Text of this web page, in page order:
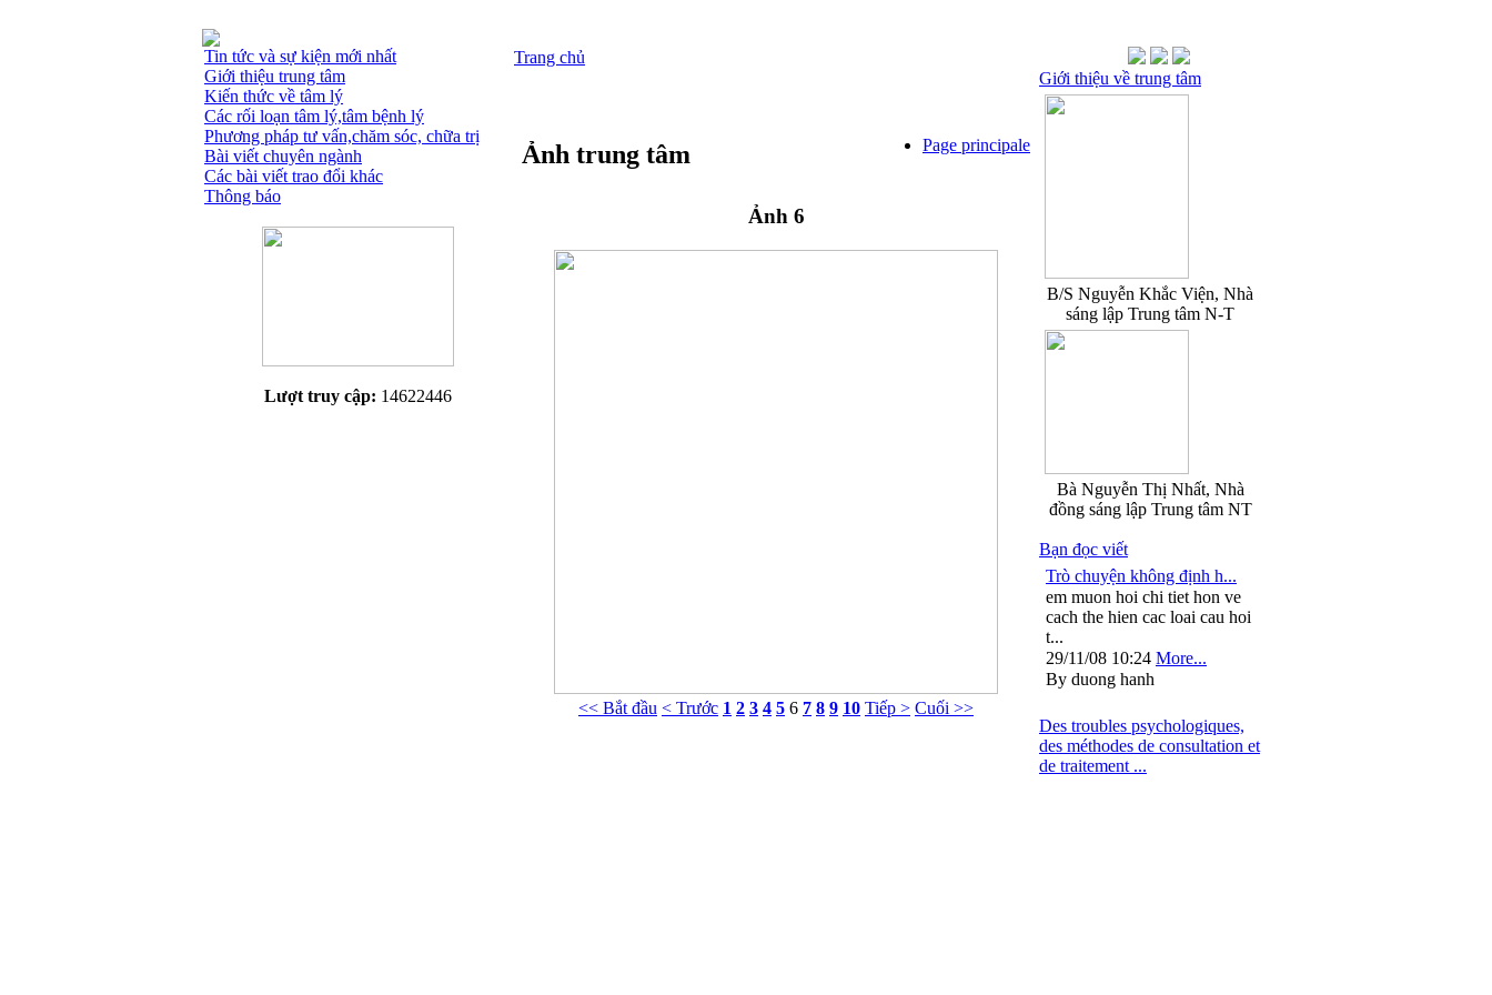
Tin tức và sự kiện mới nhất
Giới thiệu trung tâm
Kiến thức về tâm lý
Các rối loạn tâm lý,tâm bệnh lý
Phương pháp tư vấn,chăm sóc, chữa trị
Bài viết chuyên ngành
Các bài viết trao đổi khác
Thông báo
Lượt truy cập: 14622446
Trang chủ
Page principale
Ảnh trung tâm
Ảnh 6
<< Bắt đầu < Trước 1 2 3 4 5 6 7 8 9 10 Tiếp > Cuối >>
Giới thiệu về trung tâm
B/S Nguyễn Khắc Viện, Nhà
sáng lập Trung tâm N-T
Bà Nguyễn Thị Nhất, Nhà
đồng sáng lập Trung tâm NT
Bạn đọc viết
Trò chuyện không định h...
em muon hoi chi tiet hon ve
cach the hien cac loai cau hoi
t...
29/11/08 10:24 More...
By duong hanh
Des troubles psychologiques,
des méthodes de consultation et
de traitement ...